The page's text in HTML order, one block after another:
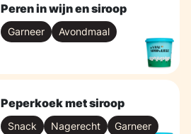
Peren in wijn en siroop
Garneer Avondmaal
Peperkoek met siroop
Snack Nagerecht Garneer